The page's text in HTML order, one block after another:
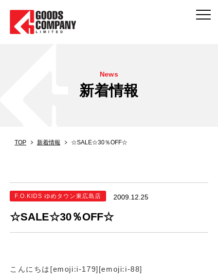
News
新着情報
TOP 新着情報 ☆SALE☆30％OFF☆
F.O.KIDS ゆめタウン東広島店 2009.12.25
☆SALE☆30％OFF☆
こんにちは[emoji:i-179][emoji:i-88]